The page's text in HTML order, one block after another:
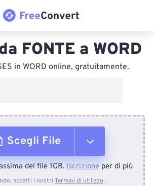
FONTE a WORD
in WORD online, gratuitamente.
Scegli File
Dal dispositivo
del file 1GB.Iscrizioneper di più
accetti i nostri Termini di utilizzo .